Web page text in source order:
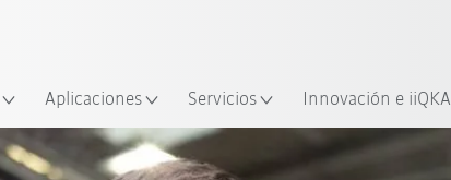
Aplicaciones Servicios Innovación e iiQKA